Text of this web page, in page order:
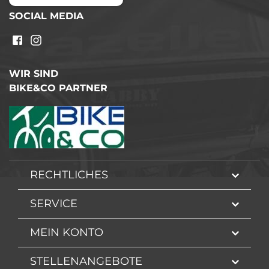
SOCIAL MEDIA
WIR SIND
BIKE&CO PARTNER
RECHTLICHES
SERVICE
MEIN KONTO
STELLENANGEBOTE